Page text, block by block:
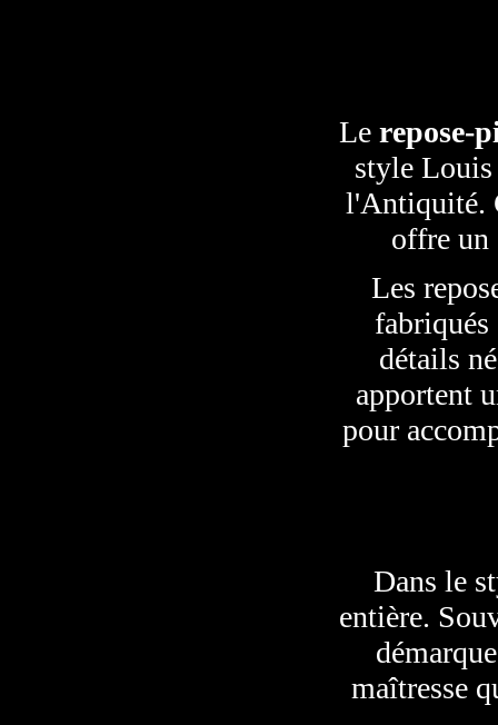
Le repose-
style Louis
l'Antiquité.
offre un
Les
détails
apportent
pour
Dans le
entière.
maîtresse